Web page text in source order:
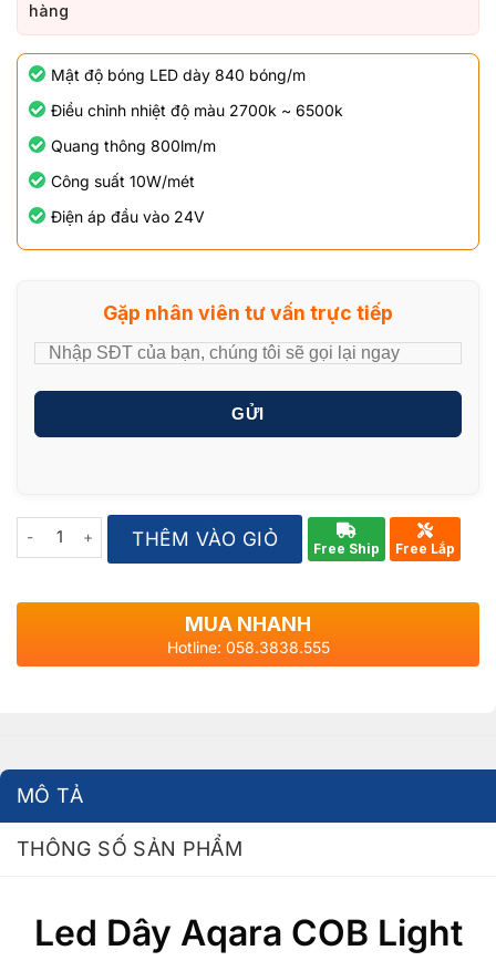
hàng
Mật độ bóng LED dày 840 bóng/m
Điều chỉnh nhiệt độ màu 2700k ~ 6500k
Quang thông 800lm/m
Công suất 10W/mét
Điện áp đầu vào 24V
Gặp nhân viên tư vấn trực tiếp
GỬI
Quantity THÊM VÀO GIỎ Free Ship Free Lắp
MUA NHANH
Hotline: 058.3838.555
MÔ TẢ
THÔNG SỐ SẢN PHẨM
Led Dây Aqara COB Light